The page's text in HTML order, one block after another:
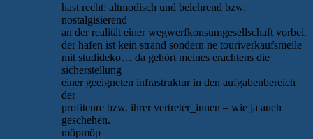
hast recht: altmodisch und belehrend bzw.
nostalgisierend
an der realität einer wegwerfkonsumgesellschaft vorbei.
der hafen ist kein strand sondern ne touriverkaufsmeile
mit studideko… da gehört meines erachtens die
sicherstellung
einer geeigneten infrastruktur in den aufgabenbereich
der
profiteure bzw. ihrer vertreter_innen – wie ja auch
geschehen.
möpmöp